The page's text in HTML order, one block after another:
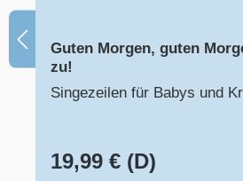
Guten Morgen, guten
zu!
Singezeilen für Babys und
19,99 € (D)